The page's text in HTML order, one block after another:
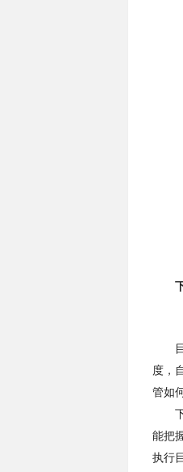
度，
管如
能把
执行